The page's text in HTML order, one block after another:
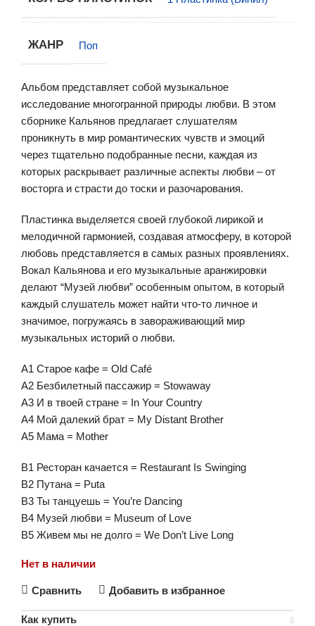
ЖАНР Поп
Альбом представляет собой музыкальное
исследование многогранной природы любви. В этом
сборнике Кальянов предлагает слушателям
проникнуть в мир романтических чувств и эмоций
через тщательно подобранные песни, каждая из
которых раскрывает различные аспекты любви – от
восторга и страсти до тоски и разочарования.
Пластинка выделяется своей глубокой лирикой и
мелодичной гармонией, создавая атмосферу, в которой
любовь представляется в самых разных проявлениях.
Вокал Кальянова и его музыкальные аранжировки
делают “Музей любви” особенным опытом, в который
каждый слушатель может найти что-то личное и
значимое, погружаясь в завораживающий мир
музыкальных историй о любви.
А1 Старое кафе = Old Café
А2 Безбилетный пассажир = Stowaway
А3 И в твоей стране = In Your Country
А4 Мой далекий брат = My Distant Brother
А5 Мама = Mother
В1 Ресторан качается = Restaurant Is Swinging
В2 Путана = Puta
В3 Ты танцуешь = You’re Dancing
В4 Музей любви = Museum of Love
В5 Живем мы не долго = We Don’t Live Long
Нет в наличии
Сравнить Добавить в избранное
Как купить